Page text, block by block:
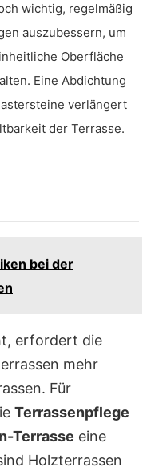
wichtig, regelmäßig
auszubessern, um
Oberfläche
Eine Abdichtung
verlängert
der Terrasse.
bei der
erfordert die
mehr
Für
Terrassenpflege
Terrasse eine
Holzterrassen